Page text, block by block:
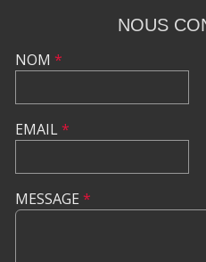
NOUS
NOM *
EMAIL*
MESSAGE *